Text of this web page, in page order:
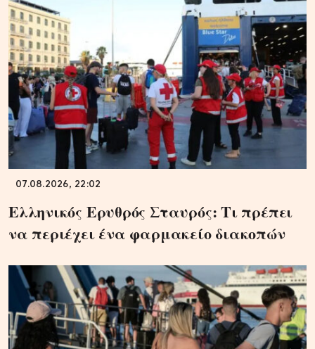
07.08.2026, 22:02
Ελληνικός Ερυθρός Σταυρός: Τι πρέπει
να περιέχει ένα φαρμακείο διακοπών